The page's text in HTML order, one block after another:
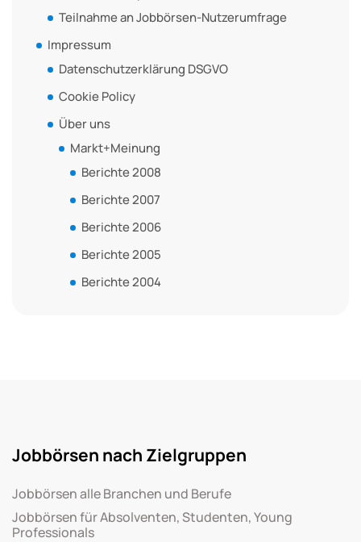
Teilnahme an Jobbörsen-Nutzerumfrage
Impressum
Datenschutzerklärung DSGVO
Cookie Policy
Über uns
Markt+Meinung
Berichte 2008
Berichte 2007
Berichte 2006
Berichte 2005
Berichte 2004
Jobbörsen nach Zielgruppen
Jobbörsen alle Branchen und Berufe
Jobbörsen für Absolventen, Studenten, Young
Professionals